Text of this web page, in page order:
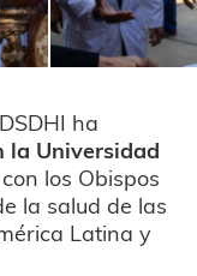
ha
la Universidad
con los Obispos
la salud de las
Latina y